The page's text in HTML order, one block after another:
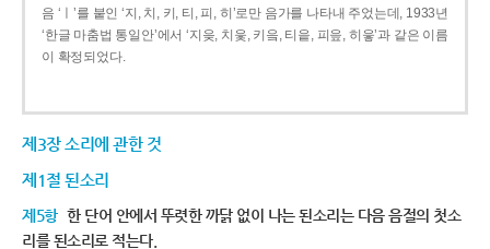
음 ‘ㅣ’를 붙인 ‘지, 치, 키, 티, 피, 히’로만 음가를 나타내 주었는데, 1933년
‘한글 마춤법 통일안’에서 ‘지읒, 치읓, 키읔, 티읕, 피읖, 히읗’과 같은 이름
이 확정되었다.
제3장 소리에 관한 것
제1절 된소리
제5항 한 단어 안에서 뚜렷한 까닭 없이 나는 된소리는 다음 음절의 첫소
리를 된소리로 적는다.